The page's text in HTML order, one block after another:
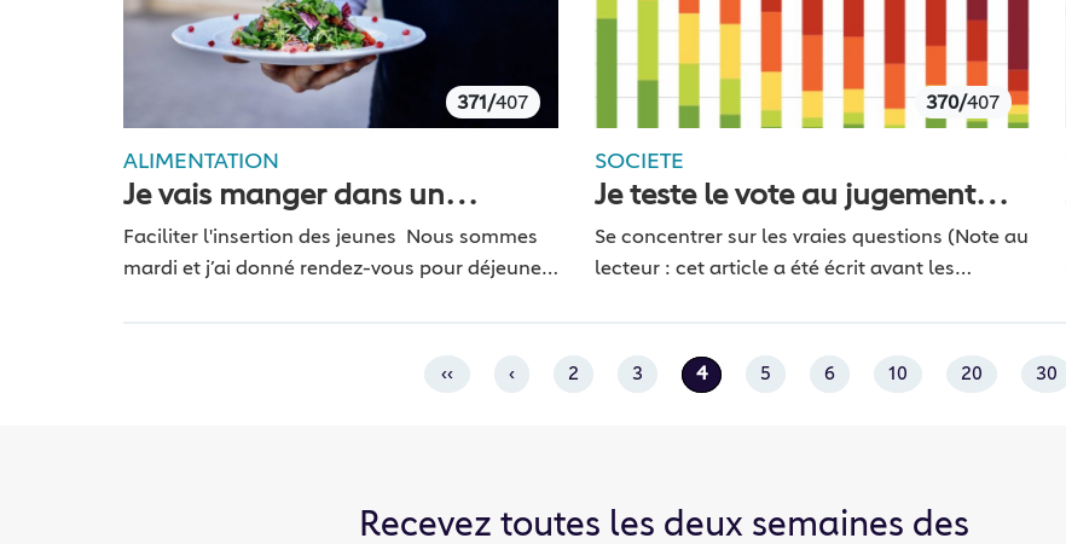
371/407
ALIMENTATION
Je vais manger dans un
restaurant d’application
Faciliter l'insertion des jeunes Nous sommes
mardi et j’ai donné rendez-vous pour déjeuner
370/407
SOCIETE
Je teste le vote au jugement
majoritaire
Se concentrer sur les vraies questions (Note au
lecteur : cet article a été écrit avant les
électorales…
‹‹ ‹ 2 3 4 5 6 10 20 30
Recevez toutes les deux semaines des